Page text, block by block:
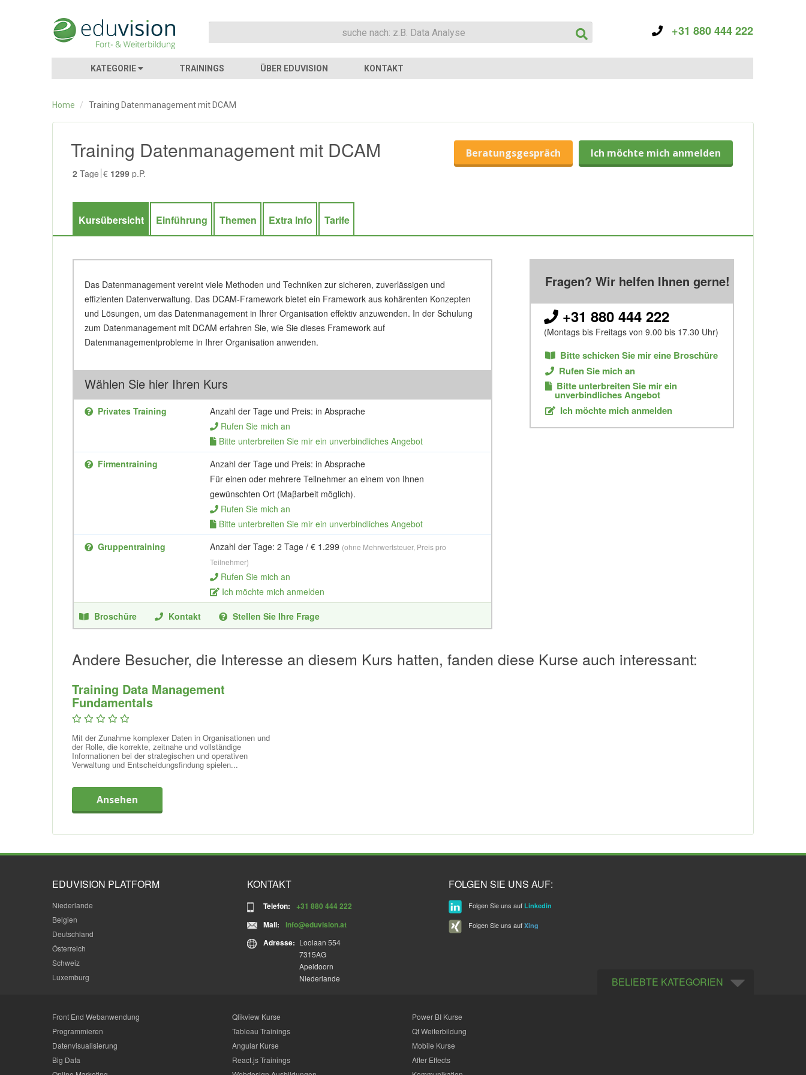
+31 880 444 222
KATEGORIE TRAININGS ÜBER EDUVISION KONTAKT
Home / Training Datenmanagement mit DCAM
Training Datenmanagement mit DCAM
2 Tage € 1299 p.P.
Beratungsgespräch Ich möchte mich anmelden
Kursübersicht Einführung Themen Extra Info Tarife
Das Datenmanagement vereint viele Methoden und Techniken zur sicheren, zuverlässigen und
effizienten Datenverwaltung. Das DCAM-Framework bietet ein Framework aus kohärenten Konzepten
und Lösungen, um das Datenmanagement in Ihrer Organisation effektiv anzuwenden. In der Schulung
zum Datenmanagement mit DCAM erfahren Sie, wie Sie dieses Framework auf
Datenmanagementprobleme in Ihrer Organisation anwenden.
Wählen Sie hier Ihren Kurs
Privates Training
Anzahl der Tage und Preis: in Absprache
Rufen Sie mich an
Bitte unterbreiten Sie mir ein unverbindliches Angebot
Firmentraining
Anzahl der Tage und Preis: in Absprache
Für einen oder mehrere Teilnehmer an einem von Ihnen
gewünschten Ort (Maβarbeit möglich).
Rufen Sie mich an
Bitte unterbreiten Sie mir ein unverbindliches Angebot
Gruppentraining
Anzahl der Tage: 2 Tage / € 1.299 (ohne Mehrwertsteuer, Preis pro
Teilnehmer)
Rufen Sie mich an
Ich möchte mich anmelden
Broschüre Kontakt Stellen Sie Ihre Frage
Fragen? Wir helfen Ihnen gerne!
+31 880 444 222
(Montags bis Freitags von 9.00 bis 17.30 Uhr)
Bitte schicken Sie mir eine Broschüre
Rufen Sie mich an
Bitte unterbreiten Sie mir ein
unverbindliches Angebot
Ich möchte mich anmelden
Andere Besucher, die Interesse an diesem Kurs hatten, fanden diese Kurse auch interessant:
Training Data Management
Fundamentals
Mit der Zunahme komplexer Daten in Organisationen und
der Rolle, die korrekte, zeitnahe und vollständige
Informationen bei der strategischen und operativen
Verwaltung und Entscheidungsfindung spielen...
Ansehen
EDUVISION PLATFORM
Niederlande
Belgien
Deutschland
Österreich
Schweiz
Luxemburg
KONTAKT
Telefon:
+31 880 444 222
Mail:
info@eduvision.at
Adresse: Loolaan 554
7315AG
Apeldoorn
Niederlande
FOLGEN SIE UNS AUF:
Folgen Sie uns auf Linkedin
Folgen Sie uns auf Xing
BELIEBTE KATEGORIEN
Front End Webanwendung
Programmieren
Datenvisualisierung
Big Data
Qlikview Kurse
Tableau Trainings
Angular Kurse
React.js Trainings
Power BI Kurse
Qt Weiterbildung
Mobile Kurse
After Effects